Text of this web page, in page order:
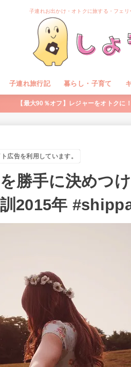
子連れお出かけ・オトクに旅する・フェ
子連れ旅行記 暮らし・子育て
【最大90％オフ】レジャーをオトクに
広告を利用しています。
勝手に決めつ
2015年